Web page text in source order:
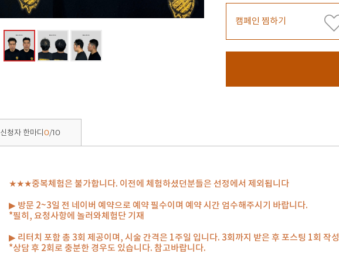
캠페인 찜하기
신청자 한마디 0/10
★★★중복체험은 불가합니다. 이전에 체험하셨던분들은 선정에서 제외됩니다
▶ 방문 2~3일 전 네이버 예약으로 예약 필수이며 예약 시간 엄수해주시기 바랍니다.
*필히, 요청사항에 놀러와체험단 기재
▶ 리터치 포함 총 3회 제공이며, 시술 간격은 1주일 입니다. 3회까지 받은 후 포스팅 1회 작
*상담 후 2회로 충분한 경우도 있습니다. 참고바랍니다.